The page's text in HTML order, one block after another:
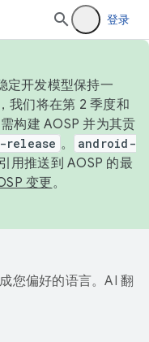
登录
定开发模型保持一
我们将在第 2 季度和
构建 AOSP 并为其贡
。
android-
用推送到 AOSP 的最
变更。
您偏好的语言。AI 翻